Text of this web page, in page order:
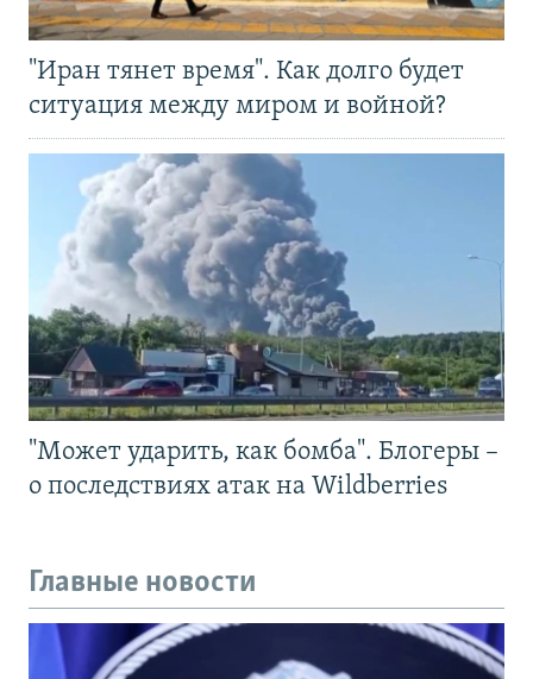
"Иран тянет время". Как долго будет
ситуация между миром и войной?
"Может ударить, как бомба". Блогеры –
о последствиях атак на Wildberries
Главные новости